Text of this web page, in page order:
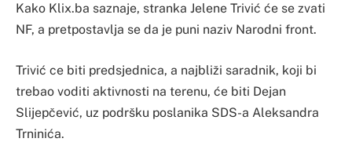
Kako Klix.ba saznaje, stranka Jelene Trivić će se zvati
NF, a pretpostavlja se da je puni naziv Narodni front.
Trivić ce biti predsjednica, a najbliži saradnik, koji bi
trebao voditi aktivnosti na terenu, će biti Dejan
Slijepčević, uz podršku poslanika SDS-a Aleksandra
Trninića.